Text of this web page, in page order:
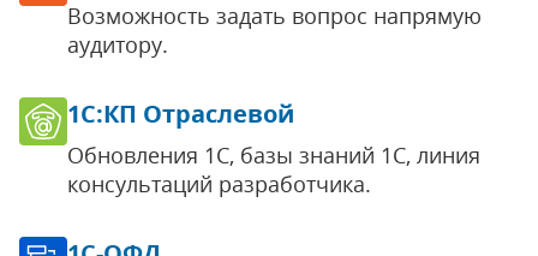
Возможность задать вопрос напрямую
аудитору.
1С:КП Отраслевой
Обновления 1С, базы знаний 1С, линия
консультаций разработчика.